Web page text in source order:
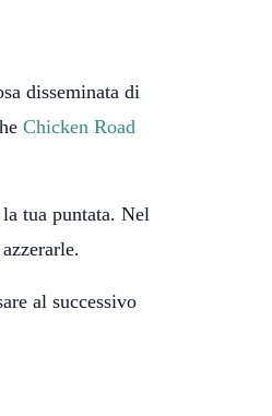
disseminata di
Chicken Road
tua puntata. Nel
al successivo